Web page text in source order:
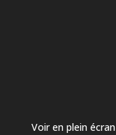
Voir en plein écran